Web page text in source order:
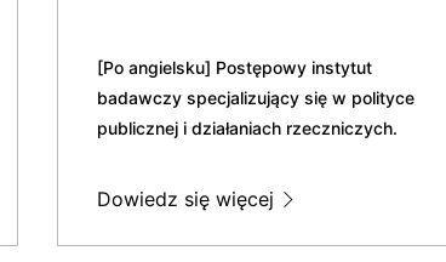
[Po angielsku] Postępowy instytut
badawczy specjalizujący się w polityce
publicznej i działaniach rzeczniczych.
Dowiedz się więcej